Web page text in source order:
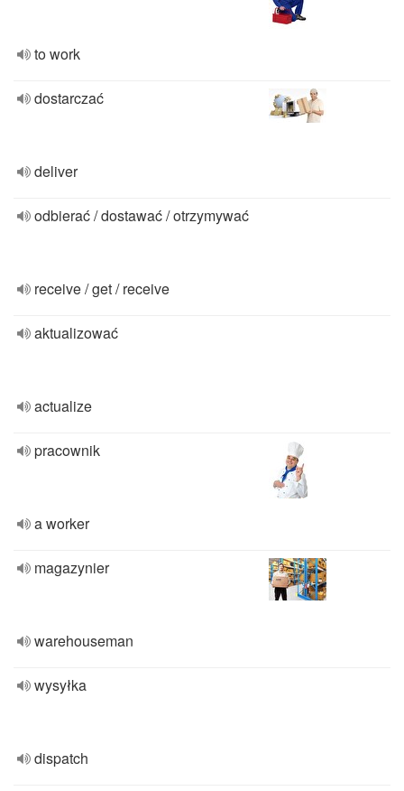
to work
dostarczać
deliver
odbierać / dostawać / otrzymywać
receive / get / receive
aktualizować
actualize
pracownik
a worker
magazynier
warehouseman
wysyłka
dispatch